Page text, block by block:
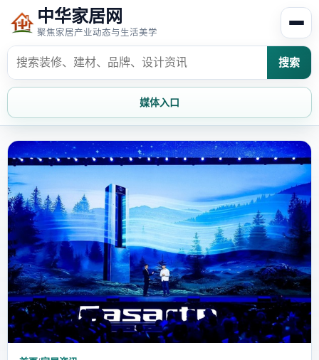
中华家居网
聚焦家居产业动态与生活美学
搜索
媒体入口
首页 家居资讯
家居风水
时尚饰家 装修设计
家具知识 家居文化
家装攻略 创意家居